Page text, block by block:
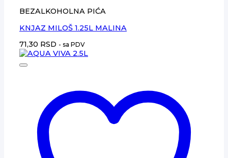
BEZALKOHOLNA PIĆA
KNJAZ MILOŠ 1.25L MALINA
71,30 RSD - sa PDV